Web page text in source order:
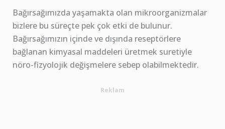
Bağırsağımızda yaşamakta olan mikroorganizmalar
bizlere bu süreçte pek çok etki de bulunur.
Bağırsağımızın içinde ve dışında reseptörlere
bağlanan kimyasal maddeleri üretmek suretiyle
nöro-fizyolojik değişmelere sebep olabilmektedir.
Reklam